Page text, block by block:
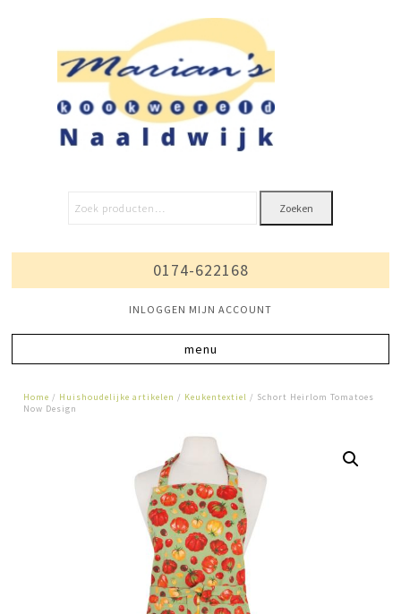
Zoeken
0174-622168
INLOGGEN MIJN ACCOUNT
Home / Huishoudelijke artikelen / Keukentextiel / Schort Heirlom Tomatoes
Now Design